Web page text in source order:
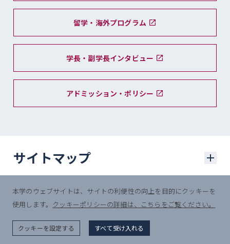
留学・海外プログラム
学長・副学長インタビュー
アドミッション・ポリシー
サイトマップ
学部入試
学部入試に関するニュース
本学のウェブサイトは、サイトの利便性の向上を目的にクッキーを
使用します。 クッキーポリシーの詳細は、こちらをご覧ください。
クッキーを設定する すべて受け入れる